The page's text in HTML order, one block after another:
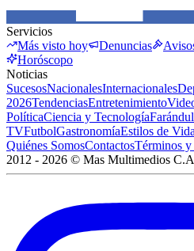
Servicios
Más visto hoy
Denuncias
Horóscopo
Noticias
SucesosNacionalesInternacionales
2026TendenciasEntretenimiento
PolíticaCiencia y Tecnología
TVFutbolGastronomíaEstilos de Vida
Quiénes SomosContactosTérminos
2012 - 2026 © Mas Multimedios